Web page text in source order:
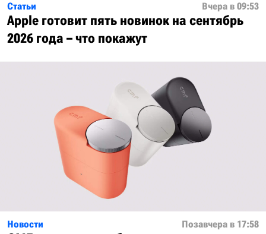
Статьи Вчера в 09:53
Apple готовит пять новинок на сентябрь
2026 года – что покажут
Новости Позавчера в 17:58